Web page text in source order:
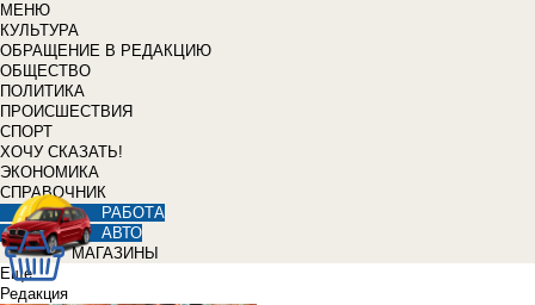
МЕНЮ
КУЛЬТУРА
ОБРАЩЕНИЕ В РЕДАКЦИЮ
ОБЩЕСТВО
ПОЛИТИКА
ПРОИСШЕСТВИЯ
СПОРТ
ХОЧУ СКАЗАТЬ!
ЭКОНОМИКА
СПРАВОЧНИК
РАБОТА
АВТО
МАГАЗИНЫ
Еще
Редакция